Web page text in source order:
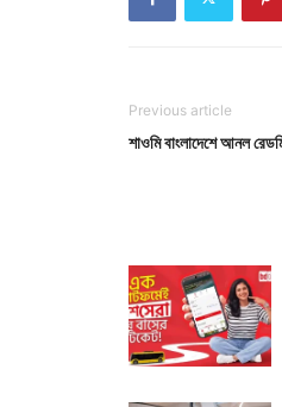
Previous article
শাওমি বাংলাদেশে আনল